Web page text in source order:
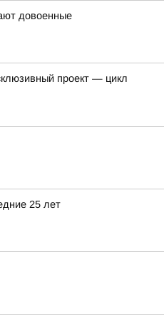
довоенные
проект — цикл
25 лет